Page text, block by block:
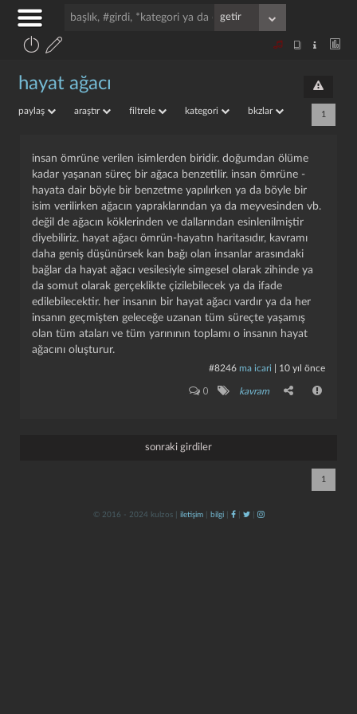
hayat ağacı
paylaş araştır filtrele kategori bkzlar 1
insan ömrüne verilen isimlerden biridir. doğumdan ölüme
kadar yaşanan süreç bir ağaca benzetilir. insan ömrüne -
hayata dair böyle bir benzetme yapılırken ya da böyle bir
isim verilirken ağacın yapraklarından ya da meyvesinden vb.
değil de ağacın köklerinden ve dallarından esinlenilmiştir
diyebiliriz. hayat ağacı ömrün-hayatın haritasıdır, kavramı
daha geniş düşünürsek kan bağı olan insanlar arasındaki
bağlar da hayat ağacı vesilesiyle simgesel olarak zihinde ya
da somut olarak gerçeklikte çizilebilecek ya da ifade
edilebilecektir. her insanın bir hayat ağacı vardır ya da her
insanın geçmişten geleceğe uzanan tüm süreçte yaşamış
olan tüm ataları ve tüm yarınının toplamı o insanın hayat
ağacını oluşturur.
#8246 ma icari 10 yıl önce
0 kavram
sonraki girdiler
1
© 2016 - 2024 kulzos | iletişim| bilgi| | |